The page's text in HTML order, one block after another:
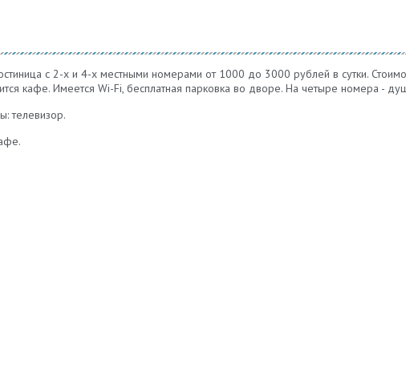
с 2-х и 4-х местными номерами от 1000 до 3000 рублей в сутки.
кафе. Имеется Wi-Fi, бесплатная парковка во дворе. На четыре номера -
телевизор.